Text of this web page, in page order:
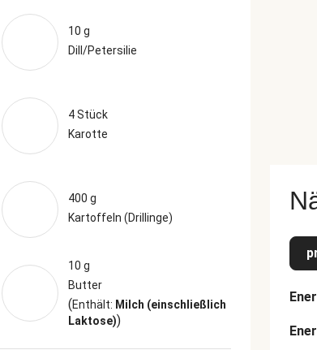
10 g
Dill/Petersilie
4 Stück
Karotte
400 g
Kartoffeln (Drillinge)
10 g
Butter
(Enthält: Milch (einschließlich
Laktose))